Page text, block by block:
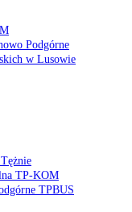
Podgórne
w Lusowie
TP-KOM
TPBUS